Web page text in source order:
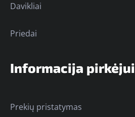
Davikliai
Priedai
Informacija pirkėjui
Prekių pristatymas